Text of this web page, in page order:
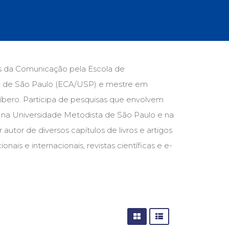
(278)
de referência (48)
Psicoterapia (799)
(8)
africanos (30)
(1)
da Comunicação pela Escola de
São Paulo (ECA/USP) e mestre em
Participa de pesquisas que envolvem
Universidade Metodista de São Paulo e na
de diversos capítulos de livros e artigos
e internacionais, revistas científicas e e-